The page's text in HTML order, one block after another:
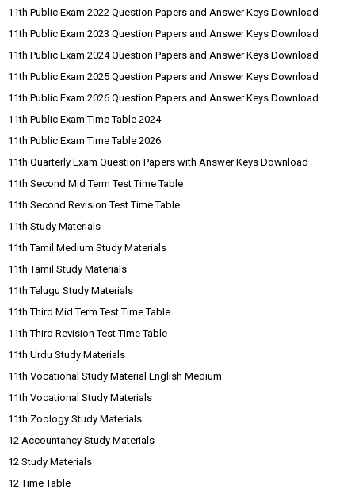
11th Public Exam 2022 Question Papers and Answer Keys Download
11th Public Exam 2023 Question Papers and Answer Keys Download
11th Public Exam 2024 Question Papers and Answer Keys Download
11th Public Exam 2025 Question Papers and Answer Keys Download
11th Public Exam 2026 Question Papers and Answer Keys Download
11th Public Exam Time Table 2024
11th Public Exam Time Table 2026
11th Quarterly Exam Question Papers with Answer Keys Download
11th Second Mid Term Test Time Table
11th Second Revision Test Time Table
11th Study Materials
11th Tamil Medium Study Materials
11th Tamil Study Materials
11th Telugu Study Materials
11th Third Mid Term Test Time Table
11th Third Revision Test Time Table
11th Urdu Study Materials
11th Vocational Study Material English Medium
11th Vocational Study Materials
11th Zoology Study Materials
12 Accountancy Study Materials
12 Study Materials
12 Time Table